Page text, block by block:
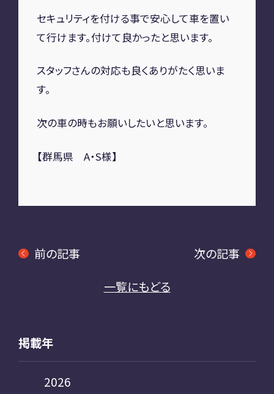
セキュリティを付ける事で安心して車を置い
て行けます。付けて良かったと思います。
スタッフさんの対応も良くありがたく思いま
す。
次の車の時もお願いしたいと思います。
【群馬県 A・S様】
前の記事
一覧にもどる
次の記事
掲載年
2026
お問い合わせ
RECRUIT
リクルート専用サイト